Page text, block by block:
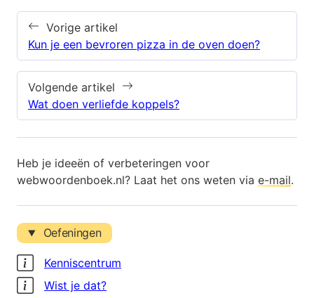
Vorige artikel
Kun je een bevroren pizza in de oven doen?
Volgende artikel
Wat doen verliefde koppels?
Heb je ideeën of verbeteringen voor
webwoordenboek.nl? Laat het ons weten via e-mail.
Oefeningen
Kenniscentrum
Wist je dat?